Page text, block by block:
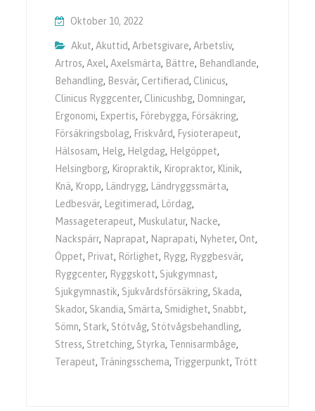
Oktober 10, 2022
Akut,Akuttid,Arbetsgivare,Arbetsliv,
Artros,Axel ,Axelsmärta, Bättre, Behandlande,
Behandling, Besvär, Certifierad, Clinicus,
Clinicus Ryggcenter, Clinicushbg, Domningar,
Ergonomi, Expertis, Förebygga, Försäkring,
Försäkringsbolag, Friskvård, Fysioterapeut,
Hälsosam, Helg, Helgdag, Helgöppet,
Helsingborg, Kiropraktik, Kiropraktor, Klinik,
Knä, Kropp, Ländrygg, Ländryggssmärta,
Ledbesvär, Legitimerad, Lördag,
Massageterapeut, Muskulatur, Nacke,
Nackspärr, Naprapat, Naprapati, Nyheter, Ont,
Öppet, Privat, Rörlighet, Rygg, Ryggbesvär,
Ryggcenter, Ryggskott, Sjukgymnast,
Sjukgymnastik, Sjukvårdsförsäkring, Skada,
Skador, Skandia, Smärta, Smidighet, Snabbt,
Sömn, Stark, Stötvåg, Stötvågsbehandling,
Stress, Stretching, Styrka, Tennisarmbåge,
Terapeut, Träningsschema, Triggerpunkt, Trött